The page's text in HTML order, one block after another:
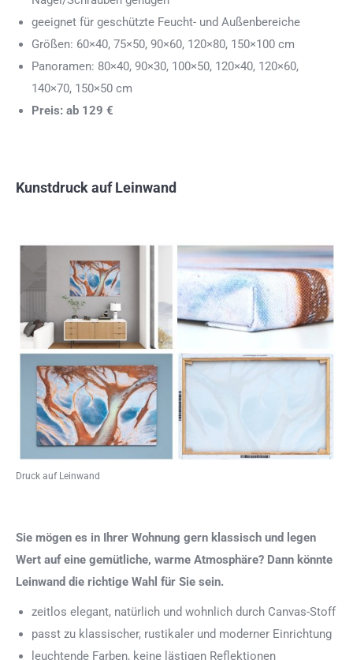
geeignet für geschützte Feucht- und Außenbereiche
Größen: 60×40, 75×50, 90×60, 120×80, 150×100 cm
Panoramen: 80×40, 90×30, 100×50, 120×40, 120×60,
140×70, 150×50 cm
Preis: ab 129 €
Kunstdruck auf Leinwand
Druck auf Leinwand
Sie mögen es in Ihrer Wohnung gern klassisch und legen
Wert auf eine gemütliche, warme Atmosphäre? Dann könnte
Leinwand die richtige Wahl für Sie sein.
zeitlos elegant, natürlich und wohnlich durch Canvas-Stoff
passt zu klassischer, rustikaler und moderner Einrichtung
leuchtende Farben, keine lästigen Reflektionen